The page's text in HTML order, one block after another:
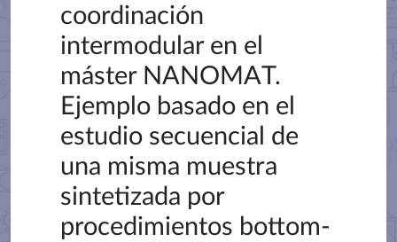
coordinación
intermodular en el
máster NANOMAT.
Ejemplo basado en el
estudio secuencial de
una misma muestra
sintetizada por
procedimientos bottom-